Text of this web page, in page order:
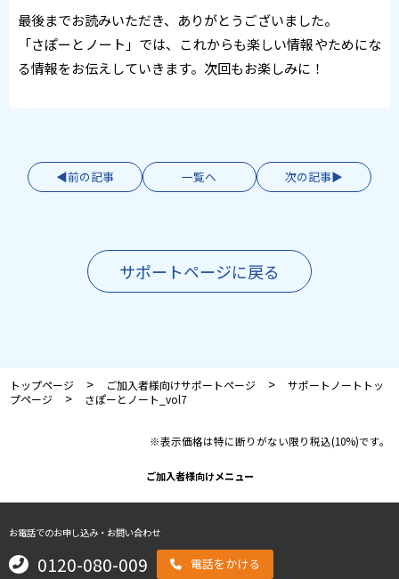
最後までお読みいただき、ありがとうございました。
「さぽーとノート」では、これからも楽しい情報やためにな
る情報をお伝えしていきます。次回もお楽しみに！
前の記事 一覧へ 次の記事
サポートページに戻る
トップページ > ご加入者様向けサポートページ >サポートノートトッ
プページ
> さぽーとノート_vol7
※表示価格は特に断りがない限り税込(10%)です。
ご加入者様向けメニュー
お電話でのお申し込み・お問い合わせ
0120-080-009 電話をかける